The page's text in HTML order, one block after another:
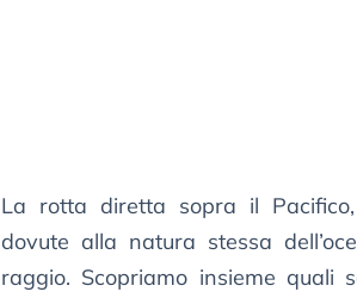
La rotta diretta sopra il
dovute alla natura stessa
raggio. Scopriamo insieme quali